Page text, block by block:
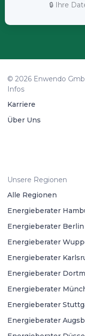
🔒 Ihre
© 2026 Enwendo
Infos
Karriere
Über Uns
Unsere Regionen
Alle Regionen
Energieberater
Energieberater Berlin
Energieberater
Energieberater
Energieberater
Energieberater
Energieberater
Energieberater